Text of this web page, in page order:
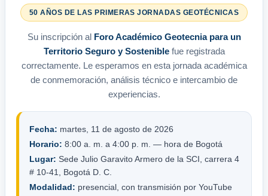
50 AÑOS DE LAS PRIMERAS JORNADAS GEOTÉCNICAS
Su inscripción al Foro Académico Geotecnia para un
Territorio Seguro y Sosteniblefue registrada
correctamente. Le esperamos en esta jornada académica
de conmemoración, análisis técnico e intercambio de
experiencias.
Fecha: martes, 11 de agosto de 2026
Horario: 8:00 a. m. a 4:00 p. m. — hora de Bogotá
Lugar: Sede Julio Garavito Armero de la SCI, carrera 4
# 10-41, Bogotá D. C.
Modalidad: presencial, con transmisión por YouTube